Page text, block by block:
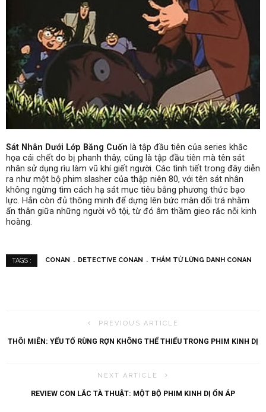
Sát Nhân Dưới Lớp Băng Cuốn là tập đầu tiên của series khắc
họa cái chết do bị phanh thây, cũng là tập đầu tiên mà tên sát
nhân sử dụng rìu làm vũ khí giết người. Các tình tiết trong đây diễn
ra như một bộ phim slasher của thập niên 80, với tên sát nhân
không ngừng tìm cách hạ sát mục tiêu bằng phương thức bạo
lực. Hắn còn đủ thông minh để dựng lên bức màn dối trá nhằm
ẩn thân giữa những người vô tội, từ đó âm thầm gieo rắc nỗi kinh
hoàng.
TAGS : CONAN DETECTIVE CONAN THÁM TỬ LỪNG DANH CONAN
PREVIOUS ARTICLE
THÔI MIÊN: YẾU TỐ RÙNG RỢN KHÔNG THỂ THIẾU TRONG PHIM KINH DỊ
NEXT ARTICLE
REVIEW CON LẮC TÀ THUẬT: MỘT BỘ PHIM KINH DỊ ỔN ÁP